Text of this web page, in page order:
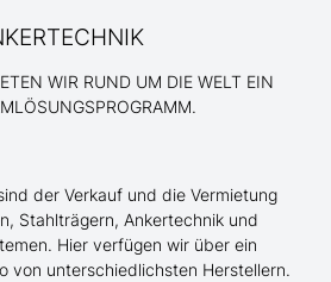
WIR RUND UM DIE WELT EIN
der Verkauf und die Vermietung
Stahlträgern, Ankertechnik und
Hier verfügen wir über ein
von unterschiedlichsten Herstellern.